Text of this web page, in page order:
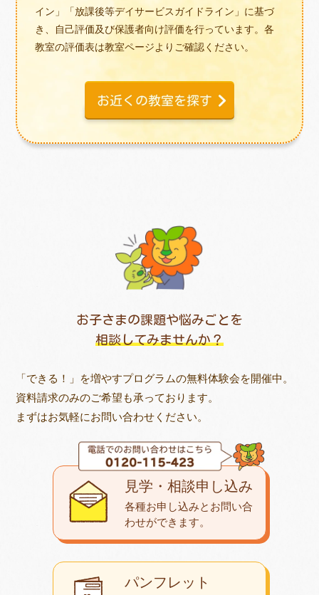
イン」「放課後等デイサービスガイドライン」に基づ
き、自己評価及び保護者向け評価を行っています。各
教室の評価表は教室ページよりご確認ください。
お子さまの課題や悩みごとを
相談してみませんか？
「できる！」を増やすプログラムの無料体験会を開催中。
資料請求のみのご希望も承っております。
まずはお気軽にお問い合わせください。
パンフレット
見学・相談申し込み
各種お申し込みとお問い合
わせができます。